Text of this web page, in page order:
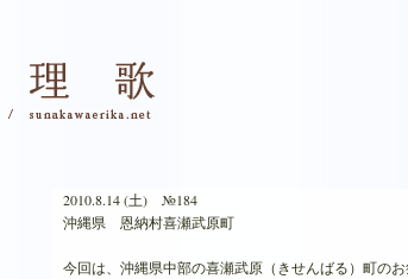
2010.8.14 (土) №184
沖縄県 恩納村喜瀬武原町
今回は、沖縄県中部の喜瀬武原（きせんばる）町のお